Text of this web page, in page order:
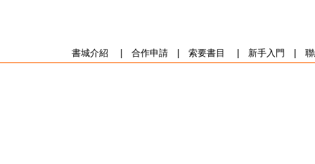
書城介紹 合作申請| 索要書目 新手入門